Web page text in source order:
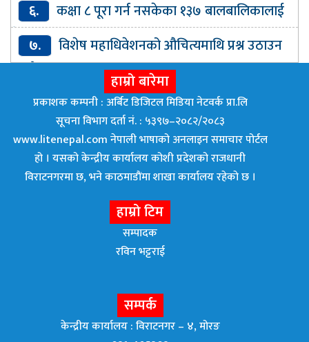
६.
कक्षा ८ पूरा गर्न नसकेका १३७ बालबालिकालाई
वैकल्पिक शिक्षा
७.
विशेष महाधिवेशनको औचित्यमाथि प्रश्न उठाउन
मिल्दैन : गगन थापा हाम्रो बारेमा
प्रकाशक कम्पनी : अर्बिट डिजिटल मिडिया नेटवर्क प्रा.लि
सूचना विभाग दर्ता नं. : ५३९७–२०८२/२०८३
www.litenepal.com नेपाली भाषाको अनलाइन समाचार पोर्टल
हो । यसको केन्द्रीय कार्यालय कोशी प्रदेशको राजधानी
विराटनगरमा छ, भने काठमाडाैंमा शाखा कार्यालय रहेकाे छ ।
हाम्रो टिम
सम्पादक
रविन भट्टराई
सम्पर्क
केन्द्रीय कार्यालय : विराटनगर – ४, मोरङ